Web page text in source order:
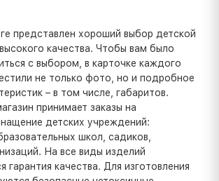
представлен хороший выбор детской
качества. Чтобы вам было
с выбором, в карточке каждого
не только фото, но и подробное
– в том числе, габаритов.
принимает заказы на
детских учреждений:
школ, садиков,
На все виды изделий
гарантия качества. Для изготовления